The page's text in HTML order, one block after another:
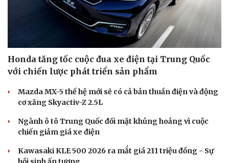
Honda tăng tốc cuộc đua xe điện tại Trung Quốc
với chiến lược phát triển sản phẩm
Mazda MX-5 thế hệ mới sẽ có cả bản thuần điện và động
cơ xăng Skyactiv-Z 2.5L
Ngành ô tô Trung Quốc đối mặt khủng hoảng vì cuộc
chiến giảm giá xe điện
Kawasaki KLE 500 2026 ra mắt giá 211 triệu đồng - Sự